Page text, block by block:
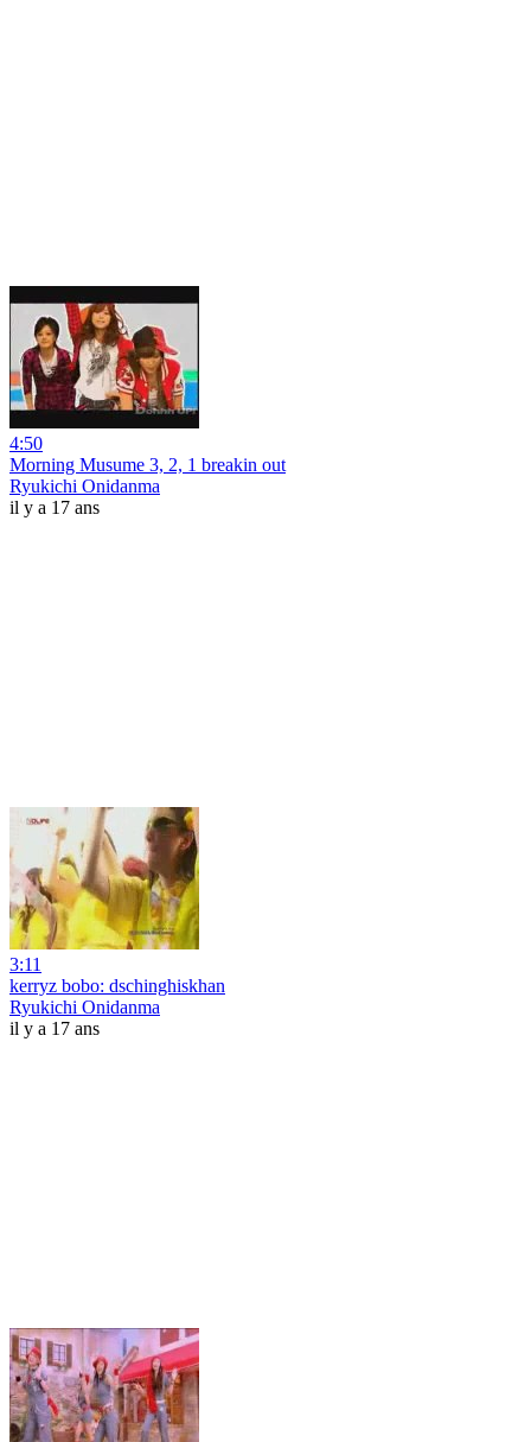
4:50
Morning Musume 3, 2, 1 breakin out
Ryukichi Onidanma
il y a 17 ans
3:11
kerryz bobo: dschinghiskhan
Ryukichi Onidanma
il y a 17 ans